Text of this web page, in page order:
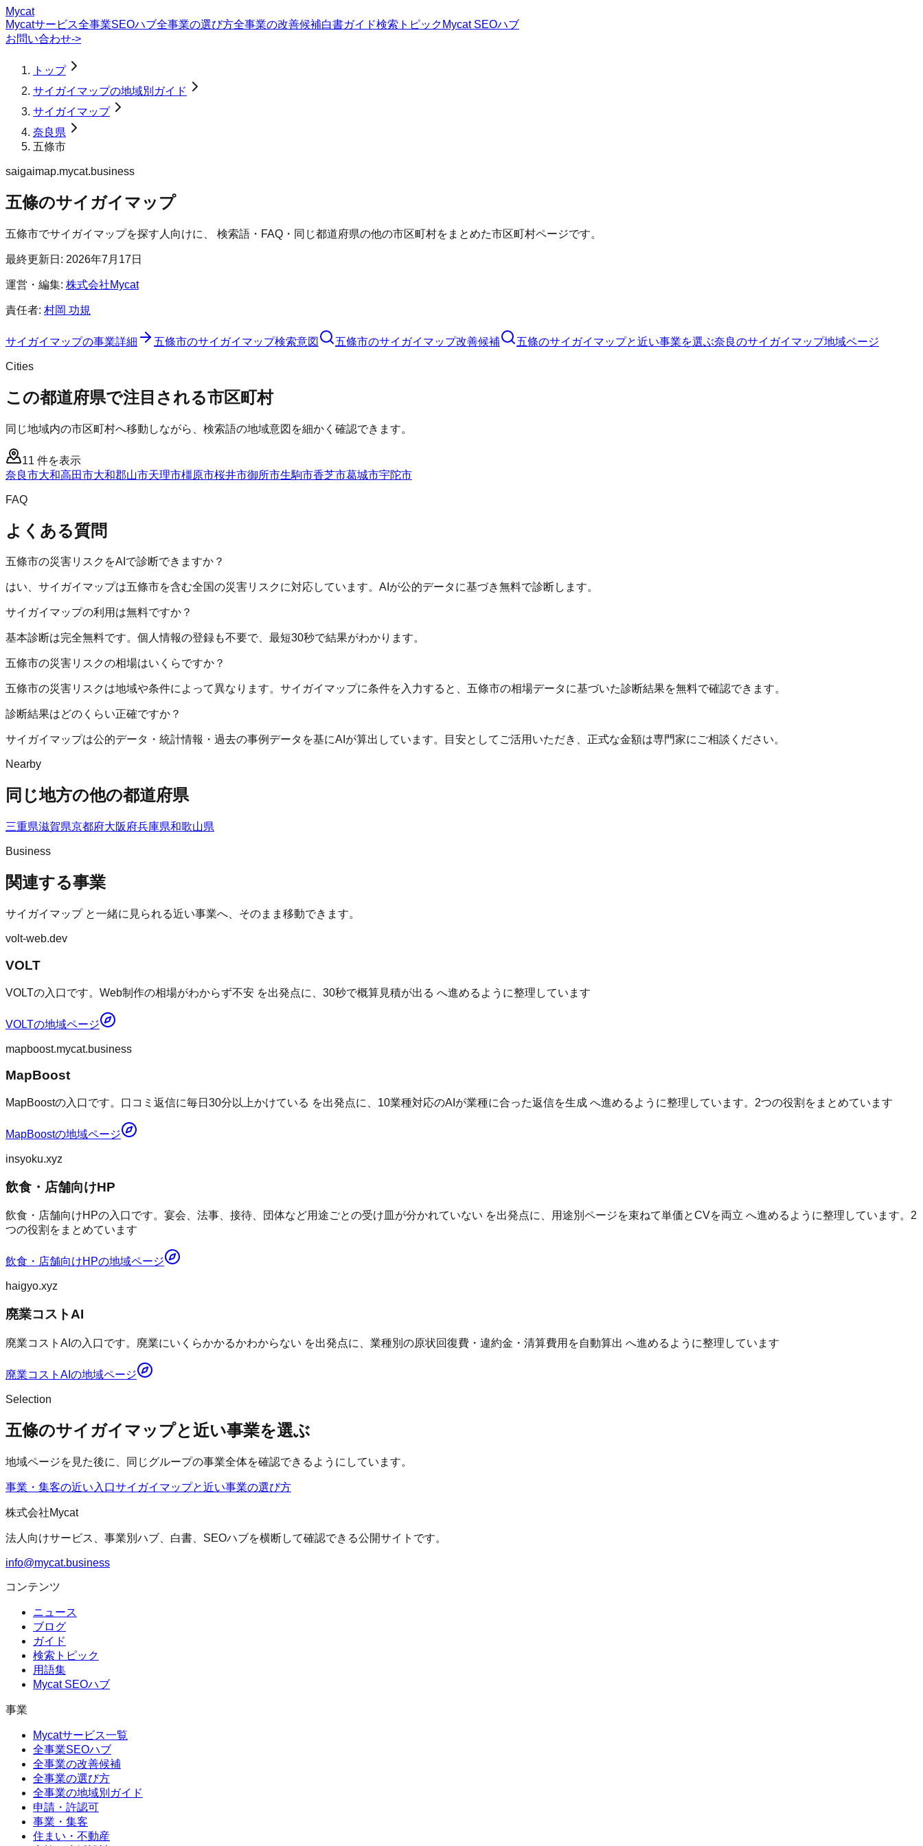
Mycat
Mycatサービス全事業SEOハブ全事業の選び方全事業の改善候補白書ガイド検索トピック Mycat SEOハブ
お問い合わせ->
トップ
サイガイマップの地域別ガイド
サイガイマップ
奈良県
五條市
saigaimap.mycat.business
五條のサイガイマップ
五條市でサイガイマップを探す人向けに、 検索語・FAQ・同じ都道府県の他の市区町村をまとめた市区町村ページです。
最終更新日: 2026年7月17日
運営・編集: 株式会社Mycat
責任者: 村岡 功規
サイガイマップの事業詳細 五條市のサイガイマップ検索意図 五條市のサイガイマップ改善候補 五條のサイガイマップと近い事業を選ぶ奈良のサイガイマップ地域ページ
Cities
この都道府県で注目される市区町村
同じ地域内の市区町村へ移動しながら、検索語の地域意図を細かく確認できます。
11 件を表示
奈良市大和高田市大和郡山市天理市橿原市桜井市御所市生駒市香芝市葛城市宇陀市
FAQ
よくある質問
五條市の災害リスクをAIで診断できますか？
はい、サイガイマップは五條市を含む全国の災害リスクに対応しています。AIが公的データに基づき無料で診断します。
サイガイマップの利用は無料ですか？
基本診断は完全無料です。個人情報の登録も不要で、最短30秒で結果がわかります。
五條市の災害リスクの相場はいくらですか？
五條市の災害リスクは地域や条件によって異なります。サイガイマップに条件を入力すると、五條市の相場データに基づいた診断結果を無料で確認できます。
診断結果はどのくらい正確ですか？
サイガイマップは公的データ・統計情報・過去の事例データを基にAIが算出しています。目安としてご活用いただき、正式な金額は専門家にご相談ください。
Nearby
同じ地方の他の都道府県
三重県滋賀県京都府大阪府兵庫県和歌山県
Business
関連する事業
サイガイマップと一緒に見られる近い事業へ、そのまま移動できます。
volt-web.dev
VOLT
VOLTの入口です。Web制作の相場がわからず不安 を出発点に、30秒で概算見積が出る へ進めるように整理しています
VOLTの地域ページ
mapboost.mycat.business
MapBoost
MapBoostの入口です。口コミ返信に毎日30分以上かけている を出発点に、10業種対応のAIが業種に合った返信を生成 へ進めるように整理しています。2つの役割をまとめています
MapBoostの地域ページ
insyoku.xyz
飲食・店舗向けHP
飲食・店舗向けHPの入口です。宴会、法事、接待、団体など用途ごとの受け皿が分かれていない を出発点に、用途別ページを束ねて単価とCVを両立 へ進めるように整理しています。2
つの役割をまとめています
飲食・店舗向けHPの地域ページ
haigyo.xyz
廃業コストAI
廃業コストAIの入口です。廃業にいくらかかるかわからない を出発点に、業種別の原状回復費・違約金・清算費用を自動算出 へ進めるように整理しています
廃業コストAI の地域ページ
Selection
五條のサイガイマップと近い事業を選ぶ
地域ページを見た後に、同じグループの事業全体を確認できるようにしています。
事業・集客の近い入口サイガイマップと近い事業の選び方
株式会社Mycat
法人向けサービス、事業別ハブ、白書、SEOハブを横断して確認できる公開サイトです。
info@mycat.business
コンテンツ
ニュース
ブログ
ガイド
検索トピック
用語集
Mycat SEOハブ
事業
Mycatサービス一覧
全事業SEOハブ
全事業の改善候補
全事業の選び方
全事業の地域別ガイド
申請・許認可
事業・集客
住まい・不動産